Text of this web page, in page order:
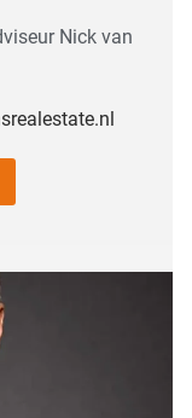
Nick van